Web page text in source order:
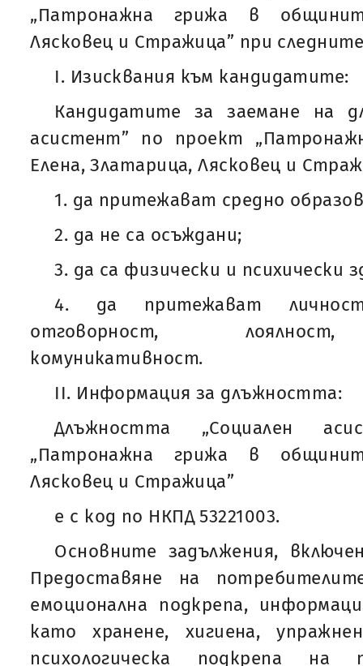
„Патронажна грижа в
Лясковец и Стражица” при
I. Изисквания към кандидатите:
Кандидатите за заемане на
асистент” по проект
Елена, Златарица, Лясковец и
1. да притежават средно
2. да не са осъждани;
3. да са физически и психически
4. да притежават
отговорност, лоялност,
комуникативност.
II. Информация за длъжността:
Длъжността „Социален
„Патронажна грижа в
Лясковец и Стражица”
е с код по НКПД 53221003.
Основните задължения,
Предоставяне на
емоционална подкрепа,
като хранене, хигиена,
психологическа подкрепа на